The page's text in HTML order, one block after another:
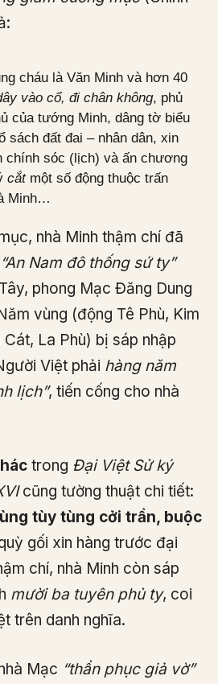
cháu là Văn Minh và hơn 40
vào cổ, đi chân không, phủ
của tướng Minh, dâng tờ biểu
sách đất đai – nhân dân, xin
chính sóc (lịch) và ấn chương
cắtmột số động thuộc trấn
Minh…
nhà Minh thậm chí đã
“An Nam đô thống sứ ty”
phong Mạc Đăng Dung
vùng (động Tê Phù, Kim
La Phù) bị sáp nhập
Việt phải hàng năm
lịch”, tiến cống cho nhà
trong Đại Việt Sử ký
cũng tường thuật chi tiết:
tùy tùng cởi trần, buộc
gối xin hàng trước đại
chí, nhà Minh còn sáp
mười ba tuyên phủ ty, coi
trên danh nghĩa.
Mạc “thần phục giả vờ”